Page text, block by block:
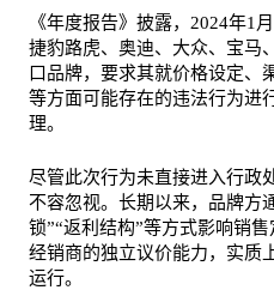
《年度报告》披露，2024年1
捷豹路虎、奥迪、大众、宝马
口品牌，要求其就价格设定、
等方面可能存在的违法行为进
理。
尽管此次行为未直接进入行政
不容忽视。长期以来，品牌方
锁”“返利结构”等方式影响销
经销商的独立议价能力，实质
运行。